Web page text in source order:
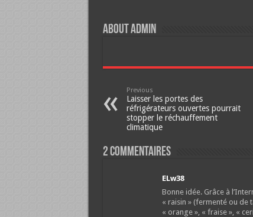
About Admin
Previous
Laisser les portes des
réfrigérateurs ouvertes pourrait
stopper le réchauffement
climatique
2 Commentaires
ELw38
Bonne idée. Grâce à
« raisin » (fermenté ou de
« orange », « fraise », «